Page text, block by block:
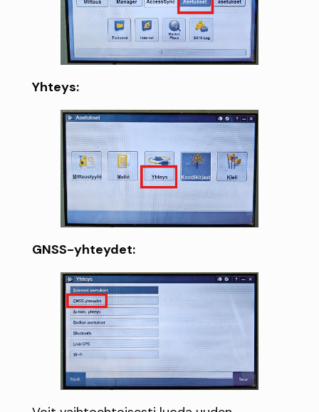
Yhteys:
GNSS-yhteydet: